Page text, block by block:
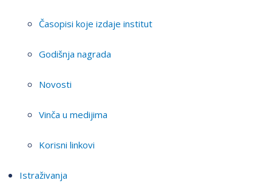
Časopisi koje izdaje institut
Godišnja nagrada
Novosti
Vinča u medijima
Korisni linkovi
Istraživanja